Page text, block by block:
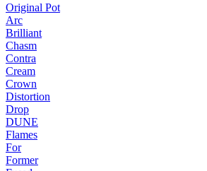
Original Pot
Arc
Brilliant
Chasm
Contra
Cream
Crown
Distortion
Drop
DUNE
Flames
For
Former